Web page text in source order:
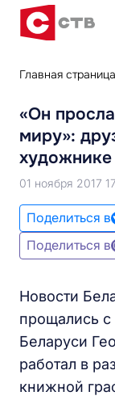
Главная страница
«Он
миру»:
01 ноября 2017
Поделиться в
Поделиться в
Новости
прощались
Беларуси
работал в
книжной